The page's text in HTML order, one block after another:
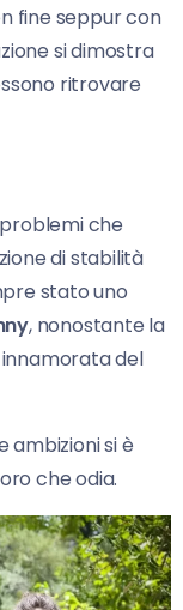
fine seppur con
si dimostra
ritrovare
che
di stabilità
stato uno
, nonostante la
del
ambizioni si è
che odia.